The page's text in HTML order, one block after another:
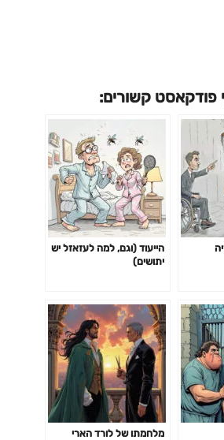
פודקאסט קשורים:
הייעוד (וגם, למה לעזאזל יש
יתושים)
מלחמתו של לורד הארי